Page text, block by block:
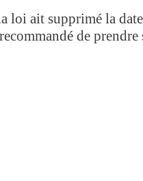
loi ait supprimé la
de